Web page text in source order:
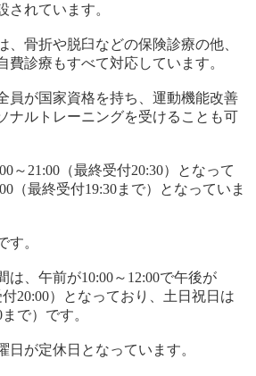
されています。
、骨折や脱臼などの保険診療の他、
費診療もすべて対応しています。
員が国家資格を持ち、運動機能改善
ナルトレーニングを受けることも可
～ 21:00（最終受付20:30）となって
（最終受付19:30まで）となっていま
す。
は、午前が10:00～ 12:00で午後が
付20:00）となっており、土日祝日は
まで）です。
日が定休日となっています。